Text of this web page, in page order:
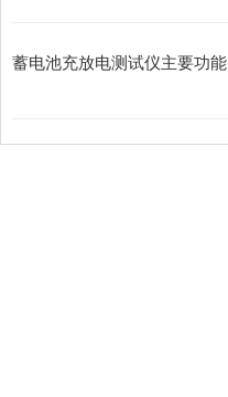
蓄电池充放电测试仪主要功能